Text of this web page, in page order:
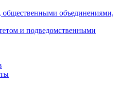
общественными объединениями,
и подведомственными